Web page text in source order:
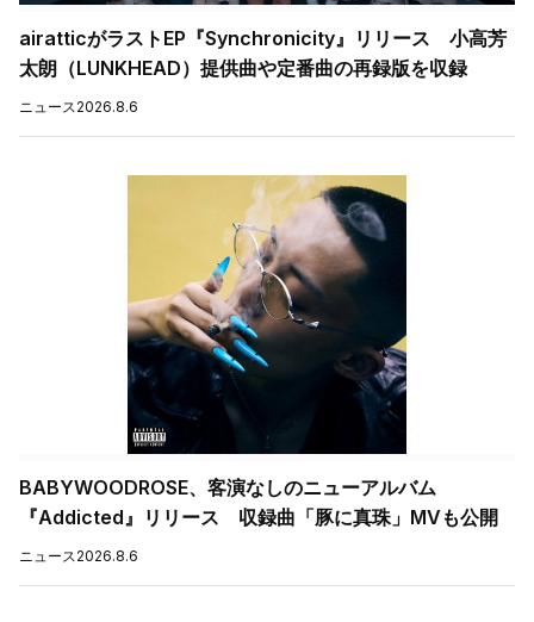
airatticがラストEP『Synchronicity』リリース 小高芳
太朗（LUNKHEAD）提供曲や定番曲の再録版を収録
ニュース2026.8.6
BABYWOODROSE、客演なしのニューアルバム
『Addicted』リリース 収録曲「豚に真珠」MVも公開
ニュース2026.8.6